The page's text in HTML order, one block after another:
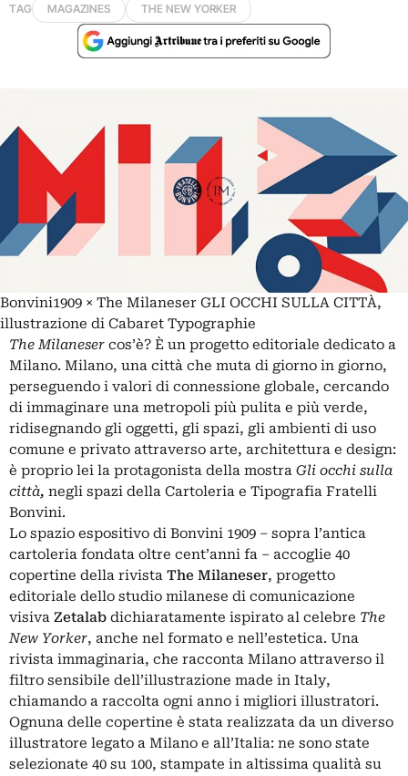
TAG MAGAZINES THE NEW YORKER
Bonvini1909 × The Milaneser GLI OCCHI SULLA CITTÀ,
illustrazione di Cabaret Typographie
The Milaneser cos’è? È un progetto editoriale dedicato a
Milano. Milano, una città che muta di giorno in giorno,
perseguendo i valori di connessione globale, cercando
di immaginare una metropoli più pulita e più verde,
ridisegnando gli oggetti, gli spazi, gli ambienti di uso
comune e privato attraverso arte, architettura e design:
è proprio lei la protagonista della mostra Gli occhi sulla
città, negli spazi della Cartoleria e Tipografia Fratelli
Bonvini.
Lo spazio espositivo di Bonvini 1909 – sopra l’antica
cartoleria fondata oltre cent’anni fa – accoglie 40
copertine della rivista The Milaneser, progetto
editoriale dello studio milanese di comunicazione
visiva Zetalab dichiaratamente ispirato al celebre The
New Yorker, anche nel formato e nell’estetica. Una
rivista immaginaria, che racconta Milano attraverso il
filtro sensibile dell’illustrazione made in Italy,
chiamando a raccolta ogni anno i migliori illustratori.
Ognuna delle copertine è stata realizzata da un diverso
illustratore legato a Milano e all’Italia: ne sono state
selezionate 40 su 100, stampate in altissima qualità su